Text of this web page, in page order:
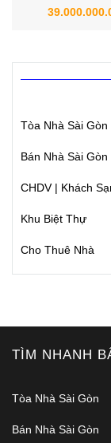
Phường 14, Quận
Tòa Nhà Sài Gòn
Bán Nhà Sài Gòn
CHDV | Khách
Khu Biệt Thự
Cho Thuê Nhà
TÌM NHANH
Tòa Nhà Sài Gòn
Bán Nhà Sài Gòn